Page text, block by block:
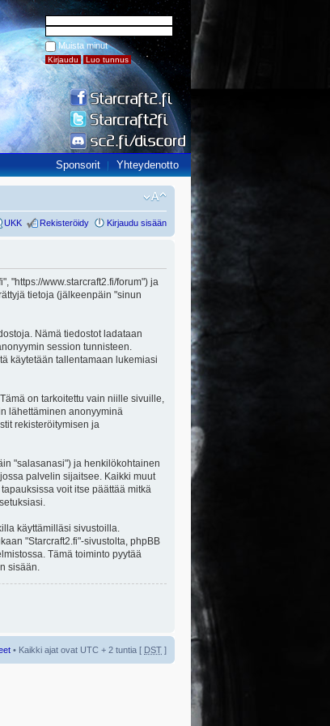
Muista minut
Sponsorit Yhteydenotto
UKK Rekisteröidy Kirjaudu sisään
"https://www.starcraft2.fi/forum") ja
tietoja (jälkeenpäin "sinun
Nämä tiedostot ladataan
session tunnisteen.
käytetään tallentamaan lukemiasi
on tarkoitettu vain niille sivuille,
lähettäminen anonyyminä
rekisteröitymisen ja
"salasanasi") ja henkilökohtainen
palvelin sijaitsee. Kaikki muut
voit itse päättää mitkä
käyttämilläsi sivustoilla.
"Starcraft2.fi"-sivustolta, phpBB
Tämä toiminto pyytää
sisään.
• Kaikki ajat ovat UTC + 2 tuntia [ DST ]